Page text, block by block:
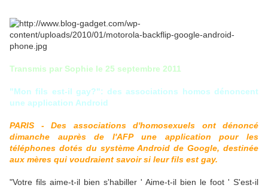
Transmis par Sophie le 25 septembre 2011
"Mon fils est-il gay?": des associations homos dénoncent
une application Android
PARIS - Des associations d'homosexuels ont dénoncé
dimanche auprès de l'AFP une application pour les
téléphones dotés du système Android de Google, destinée
aux mères qui voudraient savoir si leur fils est gay.
"Votre fils aime-t-il bien s'habiller ' Aime-t-il bien le foot ' S'est-il